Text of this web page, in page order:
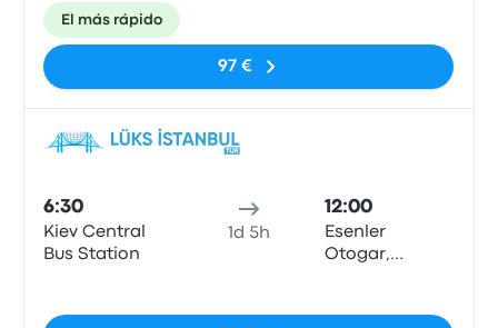
El más rápido
97 €
6:30
Kiev Central
Bus Station
1d 5h
12:00
Esenler
Otogar,